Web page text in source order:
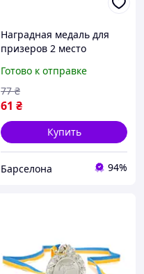
Наградная медаль для
призеров 2 место
соревнований конкурсов
и мероприятий диаметр
6,5 см
Готово к отправке
61 ₴
77 ₴
Купить
Барселона 94%